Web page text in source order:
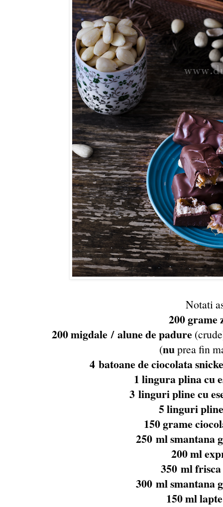
Notati
200 grame
200 migdale / alune de padure (crude
(nuprea fin
4 batoane de ciocolata
1 lingura plina cu
3 linguri pline cu
5 linguri
150 grame
250 ml smantana
200 ml
350 ml
300 ml smantana
150 ml